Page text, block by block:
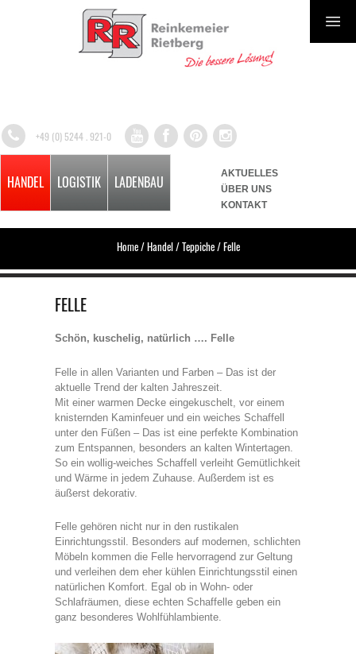
+49 (0) 5244 . 921-0
HANDEL LOGISTIK LADENBAU
AKTUELLES
ÜBER UNS
KONTAKT
Home/Handel/Teppiche/Felle
FELLE
Schön, kuschelig, natürlich …. Felle
Felle in allen Varianten und Farben – Das ist der
aktuelle Trend der kalten Jahreszeit.
Mit einer warmen Decke eingekuschelt, vor einem
knisternden Kaminfeuer und ein weiches Schaffell
unter den Füßen – Das ist eine perfekte Kombination
zum Entspannen, besonders an kalten Wintertagen.
So ein wollig-weiches Schaffell verleiht Gemütlichkeit
und Wärme in jedem Zuhause. Außerdem ist es
äußerst dekorativ.
Felle gehören nicht nur in den rustikalen
Einrichtungsstil. Besonders auf modernen, schlichten
Möbeln kommen die Felle hervorragend zur Geltung
und verleihen dem eher kühlen Einrichtungsstil einen
natürlichen Komfort. Egal ob in Wohn- oder
Schlafräumen, diese echten Schaffelle geben ein
ganz besonderes Wohlfühlambiente.